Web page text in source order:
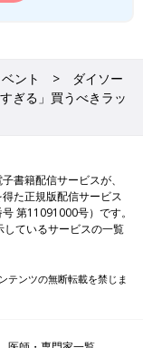
ント
ダイソー
ぎる」買うべきラッ
書籍配信サービスが、
た正規版配信サービス
第11091000号）です。
しているサービスの一覧
テンツの無断転載を禁じま